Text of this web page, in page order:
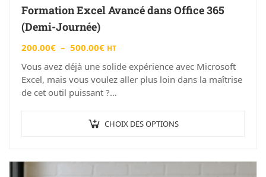
Formation Excel Avancé dans Office 365
(Demi-Journée)
200.00€ – 500.00€ HT
Vous avez déjà une solide expérience avec Microsoft
Excel, mais vous voulez aller plus loin dans la maîtrise
de cet outil puissant ?
CHOIX DES OPTIONS